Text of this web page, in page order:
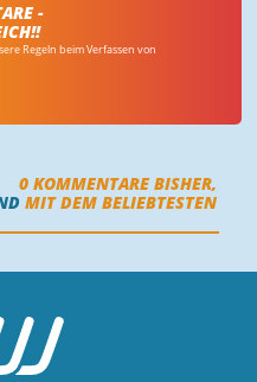
-
Regeln beim Verfassen von
0 KOMMENTARE BISHER,
MIT DEM BELIEBTESTEN